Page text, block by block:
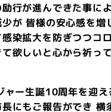
行が進んできた事に
が 皆様の安心感を増
染拡大を防ぎつつコ
欲しいと心から祈っ
ャー生誕10周年を迎え
にもご報告ができ 横